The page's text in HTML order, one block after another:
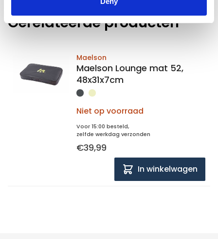
Gerelateerde producten
Maelson
Maelson Lounge mat 52,
48x31x7cm
Niet op voorraad
Voor 15:00 besteld,
zelfde werkdag verzonden
€39,99
In winkelwagen